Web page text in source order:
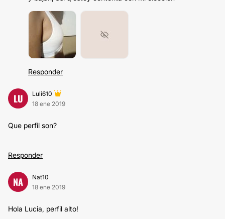
Responder
LU
Luli610
18 ene 2019
Que perfil son?
Responder
NA
Nat10
18 ene 2019
Hola Lucia, perfil alto!